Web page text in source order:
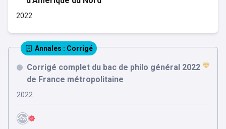
2022
Annales : Corrigé
Corrigé complet du bac de philo général 2022
de France métropolitaine
2022